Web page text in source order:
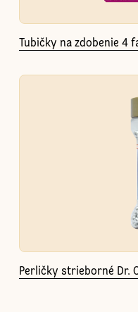
Tubičky na zdobenie 4
Perličky strieborné Dr.